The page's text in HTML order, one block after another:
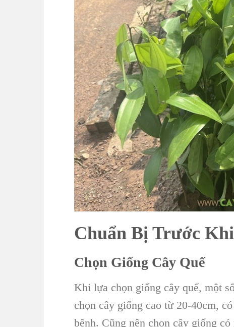
Chuẩn Bị Trước
Chọn Giống Cây Quế
Khi lựa chọn giống cây quế, một
chọn cây giống cao từ 20-40cm,
bệnh. Cũng nên chọn cây giống